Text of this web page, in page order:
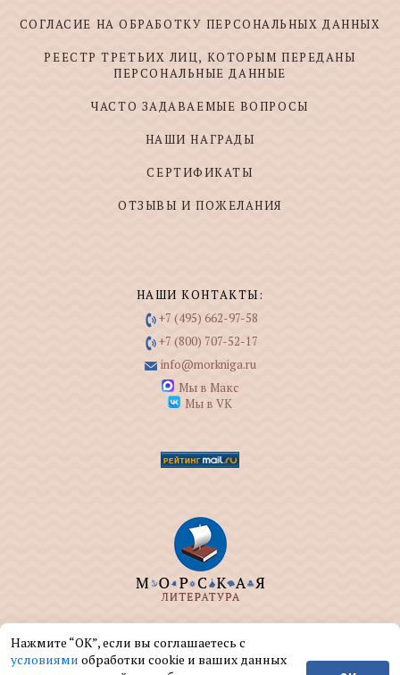
СОГЛАСИЕ НА ОБРАБОТКУ ПЕРСОНАЛЬНЫХ ДАННЫХ
РЕЕСТР ТРЕТЬИХ ЛИЦ, КОТОРЫМ ПЕРЕДАНЫ
ПЕРСОНАЛЬНЫЕ ДАННЫЕ
ЧАСТО ЗАДАВАЕМЫЕ ВОПРОСЫ
НАШИ НАГРАДЫ
СЕРТИФИКАТЫ
ОТЗЫВЫ И ПОЖЕЛАНИЯ
НАШИ КОНТАКТЫ:
+7 (495) 662-97-58
+7 (800) 707-52-17
info@morkniga.ru
Мы в Макс
Мы в VK
ООО "МОРКНИГА" занимается изданием и
реализацией книг на морскую тематику.
Нажмите “ОК”, если вы соглашаетесь с
условиями обработки cookie и ваших данных